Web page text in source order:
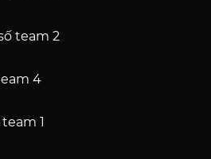
team 2
4
1